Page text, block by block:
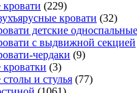
кровати (229)
кровати (32)
детские односпальные
с выдвижной секцией
чердаки (9)
кроватки (3)
столы и стулья (77)